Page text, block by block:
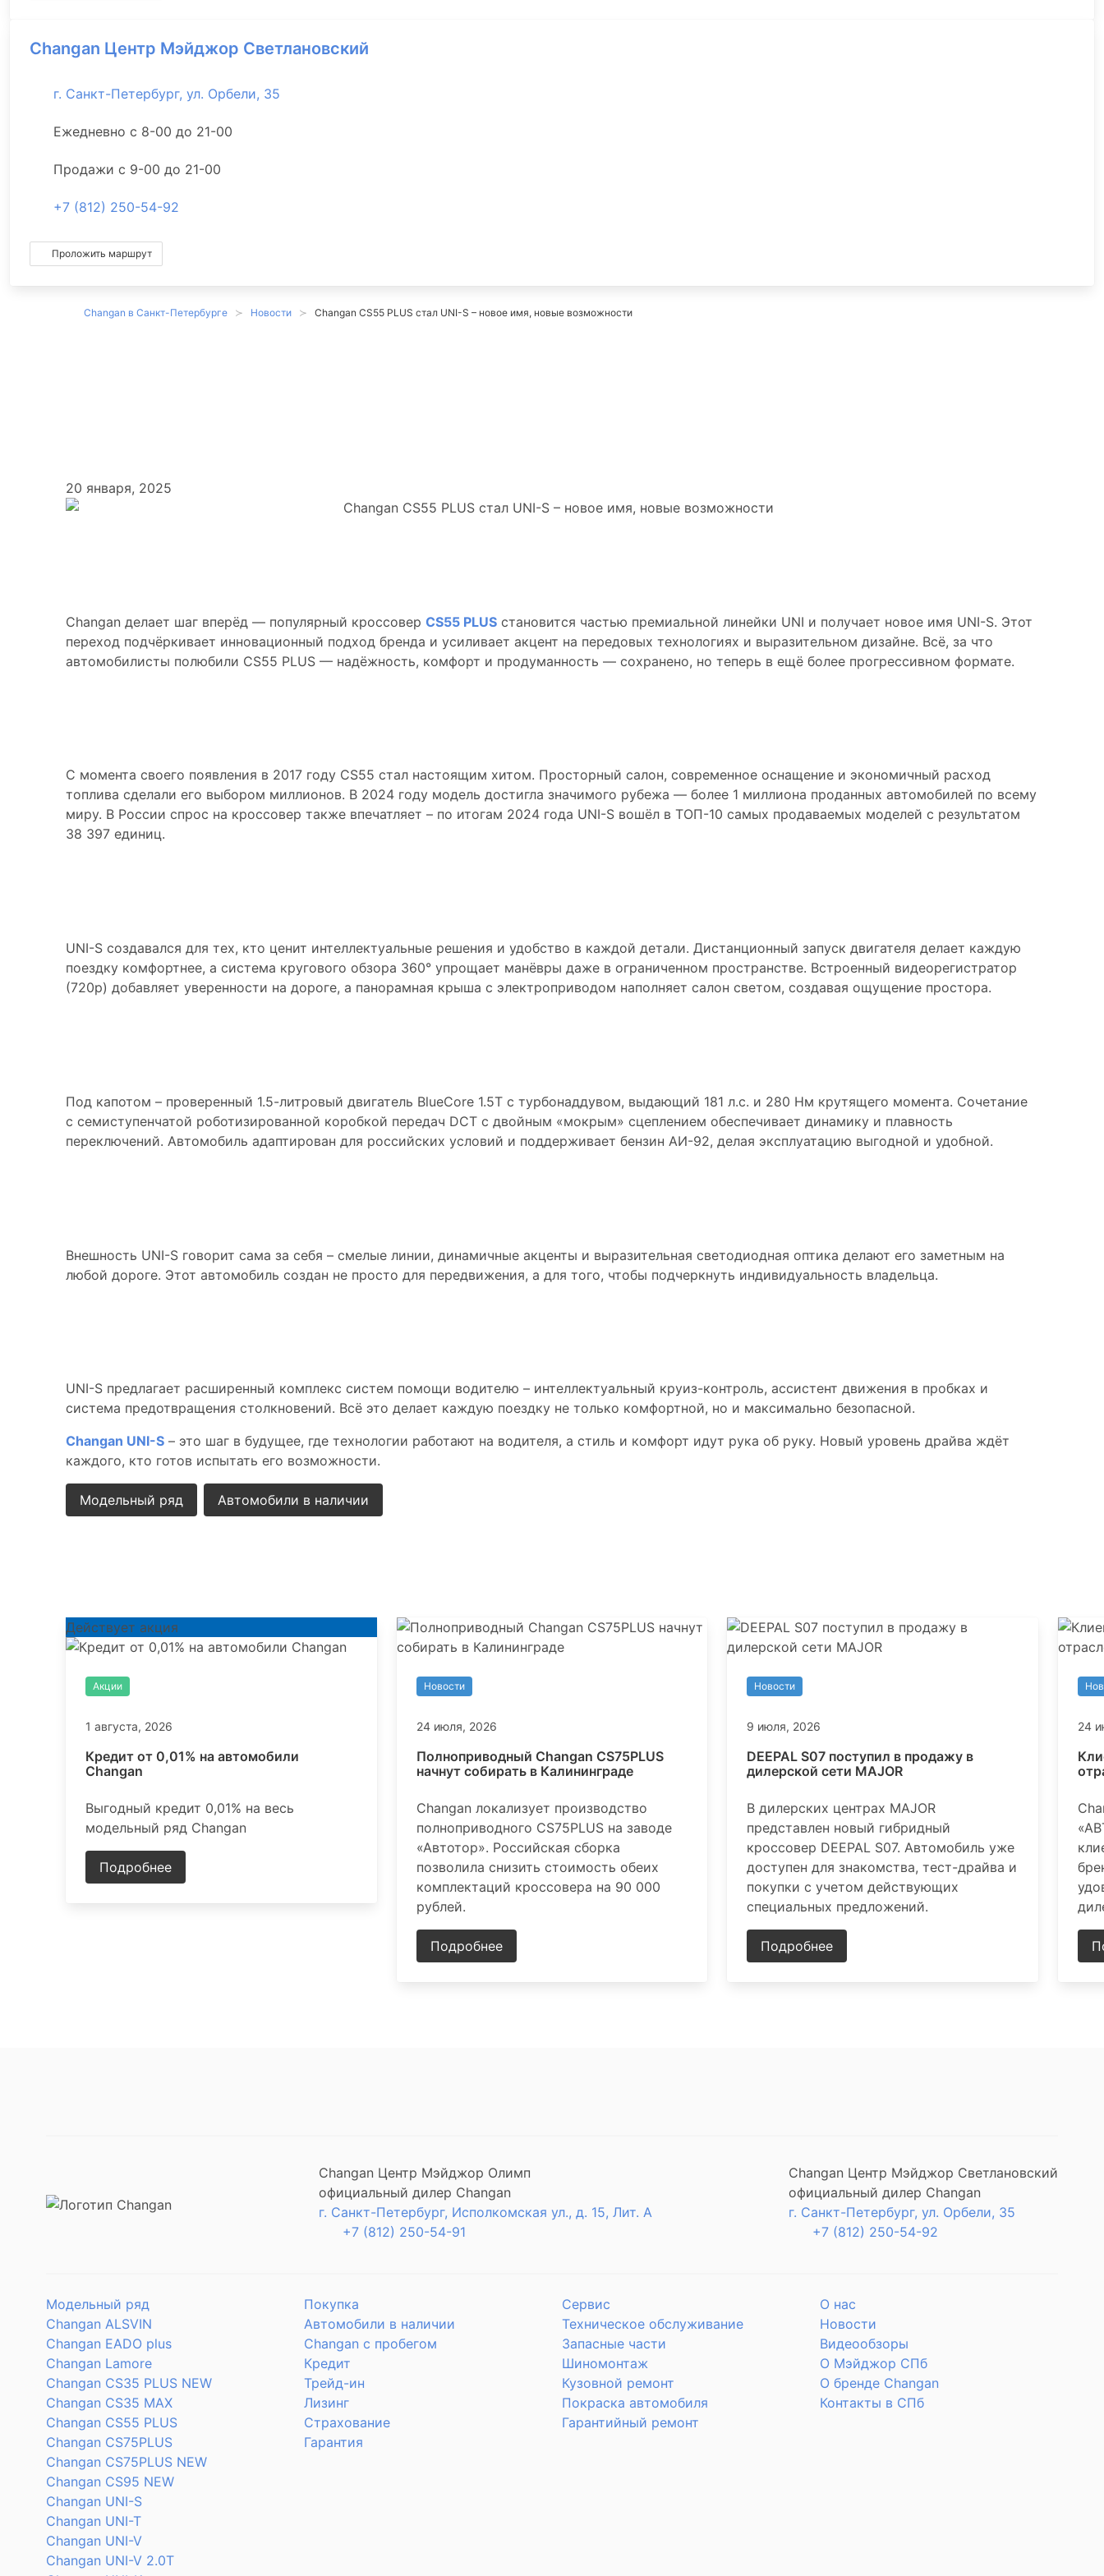
Changan Центр Мэйджор Светлановский
г. Санкт-Петербург, ул. Орбели, 35
Ежедневно с 8-00 до 21-00
Продажи с 9-00 до 21-00
+7 (812) 250-54-92
Проложить маршрут
Changan в Санкт-Петербурге Новости Changan CS55 PLUS стал UNI-S – новое имя, новые возможности
20 января, 2025
Changan делает шаг вперёд — популярный кроссовер CS55 PLUS становится частью премиальной линейки UNI и получает новое имя UNI-S. Этот
переход подчёркивает инновационный подход бренда и усиливает акцент на передовых технологиях и выразительном дизайне. Всё, за что
автомобилисты полюбили CS55 PLUS — надёжность, комфорт и продуманность — сохранено, но теперь в ещё более прогрессивном формате.
С момента своего появления в 2017 году CS55 стал настоящим хитом. Просторный салон, современное оснащение и экономичный расход
топлива сделали его выбором миллионов. В 2024 году модель достигла значимого рубежа — более 1 миллиона проданных автомобилей по всему
миру. В России спрос на кроссовер также впечатляет – по итогам 2024 года UNI-S вошёл в ТОП-10 самых продаваемых моделей с результатом
38 397 единиц.
UNI-S создавался для тех, кто ценит интеллектуальные решения и удобство в каждой детали. Дистанционный запуск двигателя делает каждую
поездку комфортнее, а система кругового обзора 360° упрощает манёвры даже в ограниченном пространстве. Встроенный видеорегистратор
(720p) добавляет уверенности на дороге, а панорамная крыша с электроприводом наполняет салон светом, создавая ощущение простора.
Под капотом – проверенный 1.5-литровый двигатель BlueCore 1.5T с турбонаддувом, выдающий 181 л.с. и 280 Нм крутящего момента. Сочетание
с семиступенчатой роботизированной коробкой передач DCT с двойным «мокрым» сцеплением обеспечивает динамику и плавность
переключений. Автомобиль адаптирован для российских условий и поддерживает бензин АИ-92, делая эксплуатацию выгодной и удобной.
Внешность UNI-S говорит сама за себя – смелые линии, динамичные акценты и выразительная светодиодная оптика делают его заметным на
любой дороге. Этот автомобиль создан не просто для передвижения, а для того, чтобы подчеркнуть индивидуальность владельца.
UNI-S предлагает расширенный комплекс систем помощи водителю – интеллектуальный круиз-контроль, ассистент движения в пробках и
система предотвращения столкновений. Всё это делает каждую поездку не только комфортной, но и максимально безопасной.
Changan UNI-S – это шаг в будущее, где технологии работают на водителя, а стиль и комфорт идут рука об руку. Новый уровень драйва ждёт
каждого, кто готов испытать его возможности.
Модельный ряд Автомобили в наличии
Действует акция
Акции
1 августа, 2026
Кредит от 0,01% на автомобили
Changan
Выгодный кредит 0,01% на весь
модельный ряд Changan
Подробнее
Новости
24 июля, 2026
Полноприводный Changan CS75PLUS
начнут собирать в Калининграде
Changan локализует производство
полноприводного CS75PLUS на заводе
«Автотор». Российская сборка
позволила снизить стоимость обеих
комплектаций кроссовера на 90 000
рублей.
Подробнее
Новости
9 июля, 2026
DEEPAL S07 поступил в продажу в
дилерской сети MAJOR
В дилерских центрах MAJOR
представлен новый гибридный
кроссовер DEEPAL S07. Автомобиль уже
доступен для знакомства, тест-драйва и
покупки с учетом действующих
специальных предложений.
Подробнее
24
Changan Центр Мэйджор Олимп
официальный дилер Changan
г. Санкт-Петербург, Исполкомская ул., д. 15, Лит. А
+7 (812) 250-54-91
Changan Центр Мэйджор Светлановский
официальный дилер Changan
г. Санкт-Петербург, ул. Орбели, 35
+7 (812) 250-54-92
Модельный ряд
Changan ALSVIN
Changan EADO plus
Changan Lamore
Changan CS35 PLUS NEW
Changan CS35 MAX
Changan CS55 PLUS
Changan CS75PLUS
Changan CS75PLUS NEW
Changan CS95 NEW
Changan UNI-S
Changan UNI-T
Changan UNI-V
Changan UNI-V 2.0T
Покупка
Автомобили в наличии
Changan с пробегом
Кредит
Трейд-ин
Лизинг
Страхование
Гарантия
Сервис
Техническое обслуживание
Запасные части
Шиномонтаж
Кузовной ремонт
Покраска автомобиля
Гарантийный ремонт
О нас
Новости
Видеообзоры
О Мэйджор СПб
О бренде Changan
Контакты в СПб